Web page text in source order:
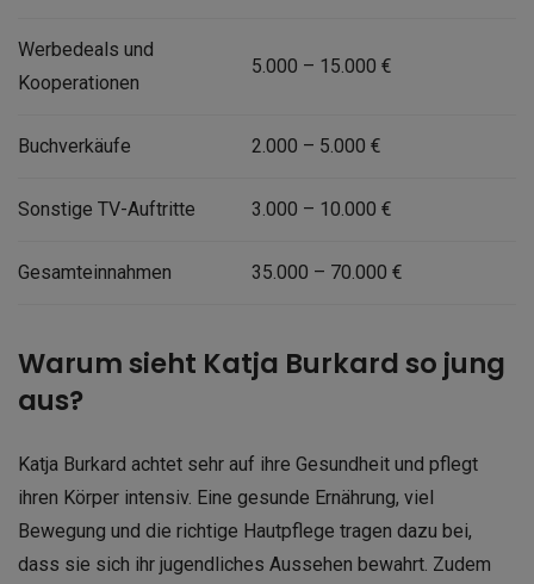
Werbedeals und
Kooperationen
5.000 – 15.000 €
Buchverkäufe 2.000 – 5.000 €
Sonstige TV-Auftritte 3.000 – 10.000 €
Gesamteinnahmen 35.000 – 70.000 €
Warum sieht Katja Burkard so jung
aus?
Katja Burkard achtet sehr auf ihre Gesundheit und pflegt
ihren Körper intensiv. Eine gesunde Ernährung, viel
Bewegung und die richtige Hautpflege tragen dazu bei,
dass sie sich ihr jugendliches Aussehen bewahrt. Zudem